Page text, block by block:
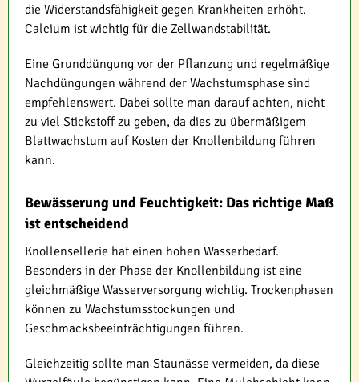
die Widerstandsfähigkeit gegen Krankheiten erhöht.
Calcium ist wichtig für die Zellwandstabilität.
Eine Grunddüngung vor der Pflanzung und regelmäßige
Nachdüngungen während der Wachstumsphase sind
empfehlenswert. Dabei sollte man darauf achten, nicht
zu viel Stickstoff zu geben, da dies zu übermäßigem
Blattwachstum auf Kosten der Knollenbildung führen
kann.
Bewässerung und Feuchtigkeit: Das richtige Maß
ist entscheidend
Knollensellerie hat einen hohen Wasserbedarf.
Besonders in der Phase der Knollenbildung ist eine
gleichmäßige Wasserversorgung wichtig. Trockenphasen
können zu Wachstumsstockungen und
Geschmacksbeeinträchtigungen führen.
Gleichzeitig sollte man Staunässe vermeiden, da diese